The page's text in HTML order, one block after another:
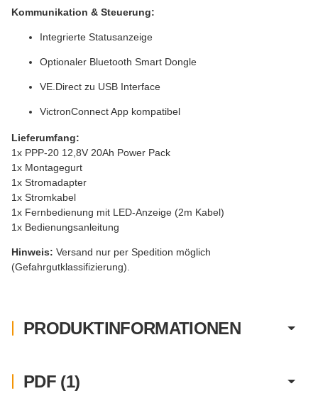
PRODUKTINFORMATIONEN
Kommunikation & Steuerung:
Integrierte Statusanzeige
Optionaler Bluetooth Smart Dongle
VE.Direct zu USB Interface
VictronConnect App kompatibel
Lieferumfang:
1x PPP-20 12,8V 20Ah Power Pack
1x Montagegurt
1x Stromadapter
1x Stromkabel
1x Fernbedienung mit LED-Anzeige (2m Kabel)
1x Bedienungsanleitung
Hinweis: Versand nur per Spedition möglich
(Gefahrgutklassifizierung).
PDF (1)